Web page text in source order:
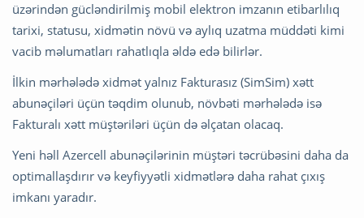
üzərindən gücləndirilmiş mobil elektron imzanın etibarlılıq
tarixi, statusu, xidmətin növü və aylıq uzatma müddəti kimi
vacib məlumatları rahatlıqla əldə edə bilirlər.
İlkin mərhələdə xidmət yalnız Fakturasız (SimSim) xətt
abunəçiləri üçün təqdim olunub, növbəti mərhələdə isə
Fakturalı xətt müştəriləri üçün də əlçatan olacaq.
Yeni həll Azercell abunəçilərinin müştəri təcrübəsini daha da
optimallaşdırır və keyfiyyətli xidmətlərə daha rahat çıxış
imkanı yaradır.